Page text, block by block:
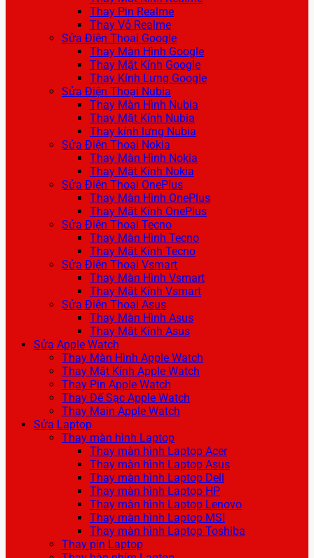
Thay Pin Realme
Thay Vỏ Realme
Sửa Điện Thoại Google
Thay Màn Hình Google
Thay Mặt Kính Google
Thay Kính Lưng Google
Sửa Điện Thoại Nubia
Thay Màn Hình Nubia
Thay Mặt Kính Nubia
Thay kính lưng Nubia
Sửa Điện Thoại Nokia
Thay Màn Hình Nokia
Thay Mặt Kính Nokia
Sửa Điện Thoại OnePlus
Thay Màn Hình OnePlus
Thay Mặt Kính OnePlus
Sửa Điện Thoại Tecno
Thay Màn Hình Tecno
Thay Mặt Kính Tecno
Sửa Điện Thoại Vsmart
Thay Màn Hình Vsmart
Thay Mặt Kính Vsmart
Sửa Điện Thoại Asus
Thay Màn Hình Asus
Thay Mặt Kính Asus
Sửa Apple Watch
Thay Màn Hình Apple Watch
Thay Mặt Kính Apple Watch
Thay Pin Apple Watch
Thay Đế Sạc Apple Watch
Thay Main Apple Watch
Sửa Laptop
Thay màn hình Laptop
Thay màn hình Laptop Acer
Thay màn hình Laptop Asus
Thay màn hình Laptop Dell
Thay màn hình Laptop HP
Thay màn hình Laptop Lenovo
Thay màn hình Laptop MSI
Thay màn hình Laptop Toshiba
Thay pin Laptop